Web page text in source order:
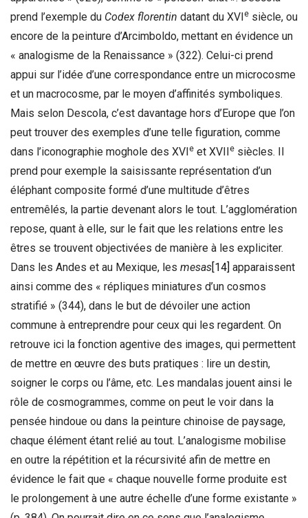
prend l’exemple du Codex florentin datant du XVIe siècle, ou
encore de la peinture d’Arcimboldo, mettant en évidence un
« analogisme de la Renaissance » (322). Celui-ci prend
appui sur l’idée d’une correspondance entre un microcosme
et un macrocosme, par le moyen d’affinités symboliques.
Mais selon Descola, c’est davantage hors d’Europe que l’on
peut trouver des exemples d’une telle figuration, comme
dans l’iconographie moghole des XVIe et XVIIe siècles. Il
prend pour exemple la saisissante représentation d’un
éléphant composite formé d’une multitude d’êtres
entremêlés, la partie devenant alors le tout. L’agglomération
repose, quant à elle, sur le fait que les relations entre les
êtres se trouvent objectivées de manière à les expliciter.
Dans les Andes et au Mexique, les mesas[14] apparaissent
ainsi comme des « répliques miniatures d’un cosmos
stratifié » (344), dans le but de dévoiler une action
commune à entreprendre pour ceux qui les regardent. On
retrouve ici la fonction agentive des images, qui permettent
de mettre en œuvre des buts pratiques : lire un destin,
soigner le corps ou l’âme, etc. Les mandalas jouent ainsi le
rôle de cosmogrammes, comme on peut le voir dans la
pensée hindoue ou dans la peinture chinoise de paysage,
chaque élément étant relié au tout. L’analogisme mobilise
en outre la répétition et la récursivité afin de mettre en
évidence le fait que « chaque nouvelle forme produite est
le prolongement à une autre échelle d’une forme existante »